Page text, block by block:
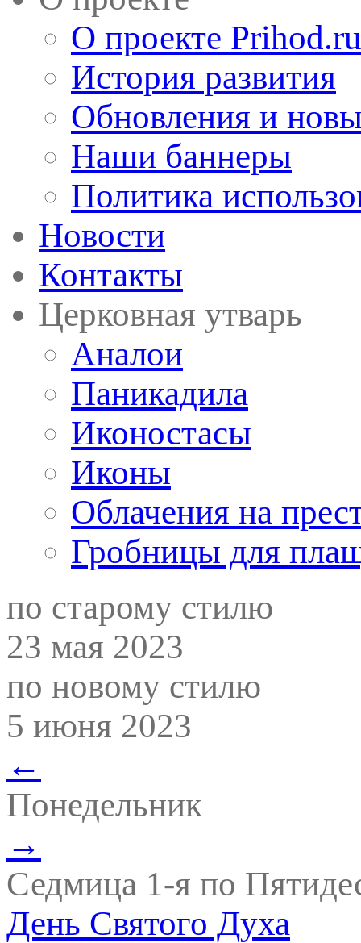
О проекте Prihod.ru
История развития
Обновления и
Наши баннеры
Политика
Новости
Контакты
Церковная утварь
Аналои
Паникадила
Иконостасы
Иконы
Облачения на
Гробницы для
по старому стилю
23 мая 2023
по новому стилю
5 июня 2023
←
Понедельник
→
Седмица 1-я по
День Святого Духа